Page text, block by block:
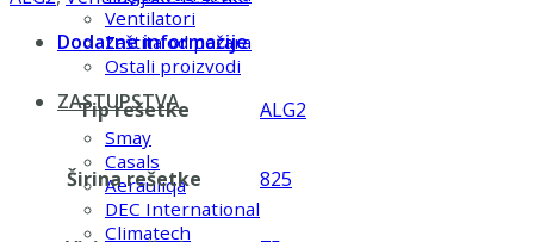
Ventilatori
Zaštita od požara
Ostali proizvodi
ZASTUPSTVA
Smay
Casals
Aerauliqa
DEC International
Climatech
Dodatne informacije
Tip rešetke ALG2
Širina rešetke 825